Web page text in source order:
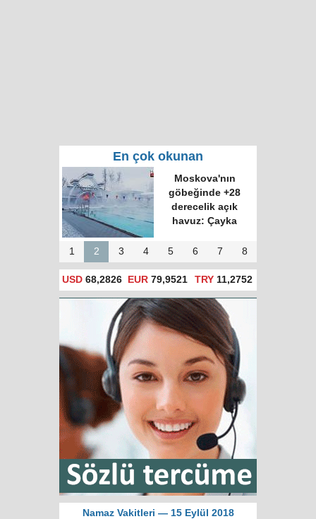
En çok okunan
Moskova'nın
göbeğinde +28
derecelik açık
havuz: Çayka
1 2 3 4 5 6 7 8
USD 68,2826 EUR 79,9521 TRY 11,2752
Namaz Vakitleri — 15 Eylül 2018